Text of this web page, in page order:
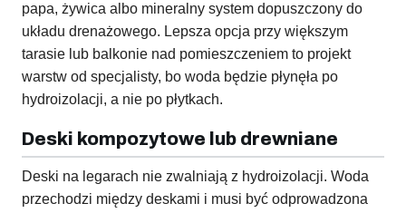
papa, żywica albo mineralny system dopuszczony do
układu drenażowego. Lepsza opcja przy większym
tarasie lub balkonie nad pomieszczeniem to projekt
warstw od specjalisty, bo woda będzie płynęła po
hydroizolacji, a nie po płytkach.
Deski kompozytowe lub drewniane
Deski na legarach nie zwalniają z hydroizolacji. Woda
przechodzi między deskami i musi być odprowadzona